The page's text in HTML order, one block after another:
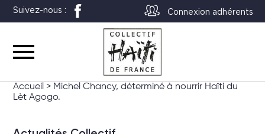
Suivez-nous : Connexion adhérents
Accueil > Michel Chancy, déterminé à nourrir Haïti du
Lèt Agogo.